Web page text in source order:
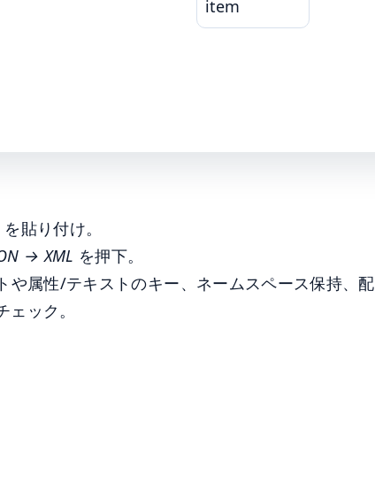
貼り付け。
→ XML を押下。
や属性/テキストのキー、ネームスペース保持、配
ック。